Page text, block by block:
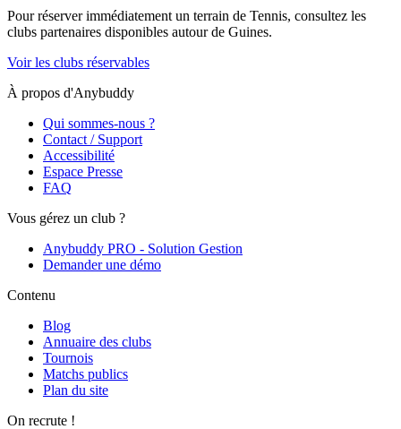
Pour réserver immédiatement un terrain de Tennis, consultez les
clubs partenaires disponibles autour de Guines.
Voir les clubs réservables
À propos d'Anybuddy
Qui sommes-nous ?
Contact / Support
Accessibilité
Espace Presse
FAQ
Vous gérez un club ?
Anybuddy PRO - Solution Gestion
Demander une démo
Contenu
Blog
Annuaire des clubs
Tournois
Matchs publics
Plan du site
On recrute !